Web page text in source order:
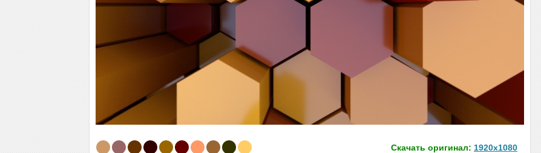
Скачать оригинал: 1920x1080